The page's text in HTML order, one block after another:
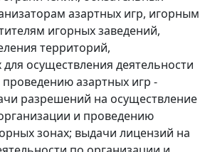
азартных игр, игорным
игорных заведений,
территорий,
осуществления деятельности
азартных игр -
разрешений на осуществление
и проведению
зонах; выдачи лицензий на